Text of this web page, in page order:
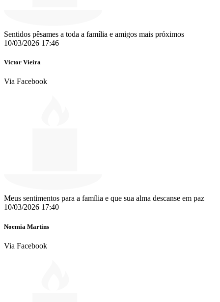
Sentidos pêsames a toda a família e amigos mais próximos
10/03/2026 17:46
Victor Vieira
Via Facebook
Meus sentimentos para a família e que sua alma descanse em paz
10/03/2026 17:40
Noemia Martins
Via Facebook